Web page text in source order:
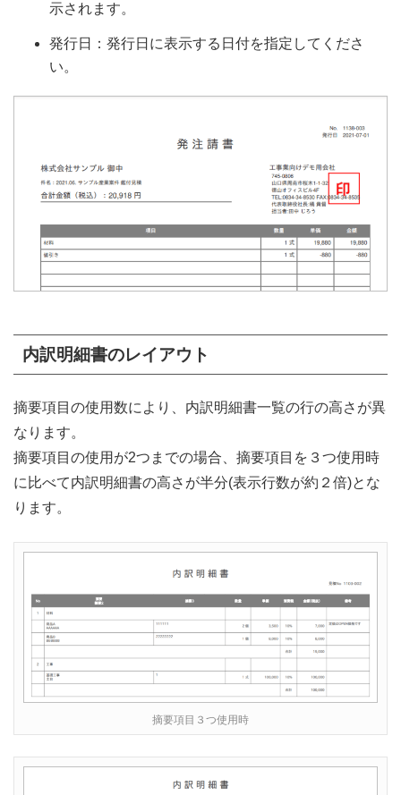
示されます。
発行日：発行日に表示する日付を指定してくださ
い。
内訳明細書のレイアウト
摘要項目の使用数により、内訳明細書一覧の行の高さが異
なります。
摘要項目の使用が2つまでの場合、摘要項目を３つ使用時
に比べて内訳明細書の高さが半分(表示行数が約２倍)とな
ります。
摘要項目３つ使用時